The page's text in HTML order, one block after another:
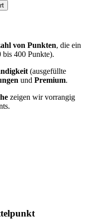
von Punkten, die ein
bis 400 Punkte).
(ausgefüllte
und Premium.
zeigen wir vorrangig